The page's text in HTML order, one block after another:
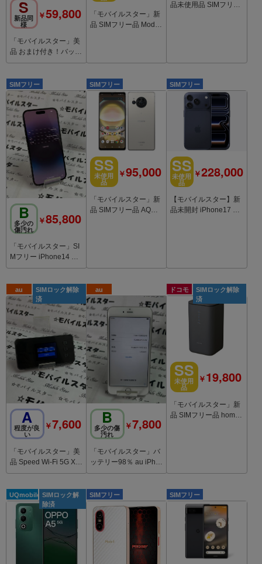
S
新品同
様
￥59,800
「モバイルスター」美
品 おまけ付き！バッテ
リー89％ iPhone 13 1
「モバイルスター」新
品 SIMフリー品 Mode
品未使用品 SIMフリー
SIMフリー
B
多少の
傷汚れ
￥85,800
「モバイルスター」SI
Mフリー iPhone14 Pro
Max 256GB
SIMフリー
SS
未使用
品
￥95,000
「モバイルスター」新
品 SIMフリー品 AQUO
SIMフリー
SS
未使用
品
￥228,000
【モバイルスター】新
品未開封 iPhone17 Pr
au
SIMロック解除
済
A
程度が良
い
￥7,600
「モバイルスター」美
品 Speed Wi-Fi 5G X1
1 黒
au
B
多少の傷
汚れ
￥7,800
「モバイルスター」バ
ッテリー98％ au iPho
ne6 Plus 64GB シルバ
ドコモ
SIMロック解除
済
SS
未使用
品
￥19,800
「モバイルスター」新
品 SIMフリー品 home
UQmobile SIMロック解
除済
SIMフリー SIMフリー